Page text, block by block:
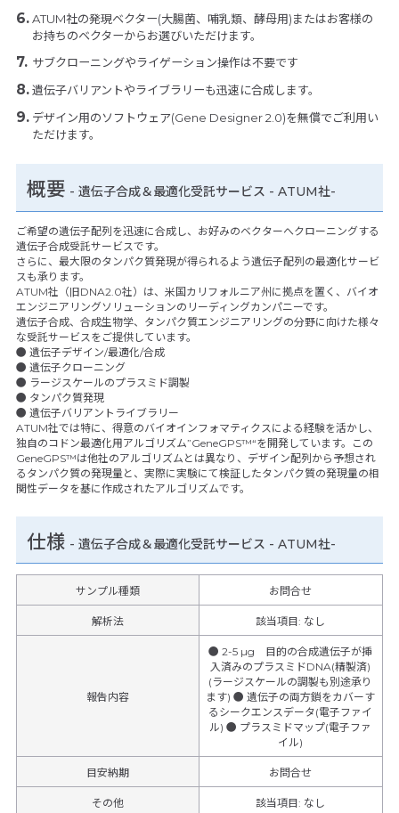
ATUM社の発現ベクター(大腸菌、哺乳類、酵母用)またはお客様の
お持ちのベクターからお選びいただけます。
サブクローニングやライゲーション操作は不要です
遺伝子バリアントやライブラリーも迅速に合成します。
デザイン用のソフトウェア(Gene Designer 2.0)を無償でご利用い
ただけます。
概要 - 遺伝子合成＆最適化受託サービス - ATUM社-
ご希望の遺伝子配列を迅速に合成し、お好みのベクターへクローニングする
遺伝子合成受託サービスです。
さらに、最大限のタンパク質発現が得られるよう遺伝子配列の最適化サービ
スも承ります。
ATUM社（旧DNA2.0社）は、米国カリフォルニア州に拠点を置く、バイオ
エンジニアリングソリューションのリーディングカンパニーです。
遺伝子合成、合成生物学、タンパク質エンジニアリングの分野に向けた様々
な受託サービスをご提供しています。
● 遺伝子デザイン/最適化/合成
● 遺伝子クローニング
● ラージスケールのプラスミド調製
● タンパク質発現
● 遺伝子バリアントライブラリー
ATUM社では特に、得意のバイオインフォマティクスによる経験を活かし、
独自のコドン最適化用アルゴリズム”GeneGPS™“を開発しています。この
GeneGPS™は他社のアルゴリズムとは異なり、デザイン配列から予想され
るタンパク質の発現量と、実際に実験にて検証したタンパク質の発現量の相
関性データを基に作成されたアルゴリズムです。
仕様 - 遺伝子合成＆最適化受託サービス - ATUM社-
サンプル種類 お問合せ
解析法 該当項目: なし
報告内容
● 2-5 µg 目的の合成遺伝子が挿
入済みのプラスミドDNA(精製済)
(ラージスケールの調製も別途承り
ます) ● 遺伝子の両方鎖をカバーす
るシークエンスデータ(電子ファイ
ル) ● プラスミドマップ(電子ファ
イル)
目安納期 お問合せ
その他 該当項目: なし